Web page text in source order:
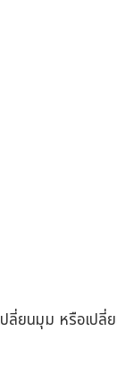
ลี่ยนมุม หรือเปลี่